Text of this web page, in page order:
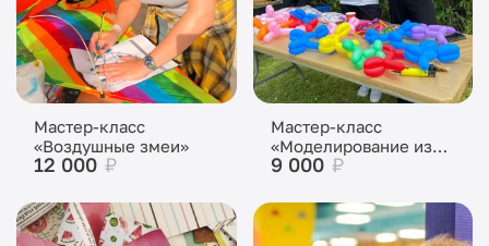
Мастер-класс
«Воздушные змеи»
12 000 ₽
Мастер-класс
«Моделирование из
воздушных шаров»
9 000 ₽